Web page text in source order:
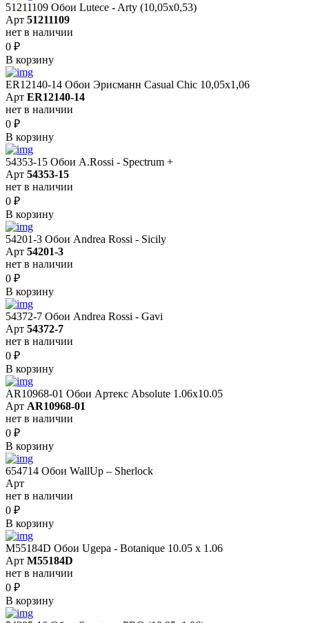
51211109 Обои Lutece - Arty (10,05x0,53)
Арт 51211109
нет в наличии
0 ₽
В корзину
ER12140-14 Обои Эрисманн Casual Chic 10,05x1,06
Арт ER12140-14
нет в наличии
0 ₽
В корзину
54353-15 Обои A.Rossi - Spectrum +
Арт 54353-15
нет в наличии
0 ₽
В корзину
54201-3 Обои Andrea Rossi - Sicily
Арт 54201-3
нет в наличии
0 ₽
В корзину
54372-7 Обои Andrea Rossi - Gavi
Арт 54372-7
нет в наличии
0 ₽
В корзину
AR10968-01 Обои Артекс Absolute 1.06x10.05
Арт AR10968-01
нет в наличии
0 ₽
В корзину
654714 Обои WallUp – Sherlock
Арт
нет в наличии
0 ₽
В корзину
M55184D Обои Ugepa - Botanique 10.05 х 1.06
Арт M55184D
нет в наличии
0 ₽
В корзину